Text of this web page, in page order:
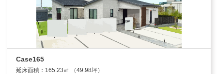
Case165
延床面積：165.23㎡ （49.98坪）